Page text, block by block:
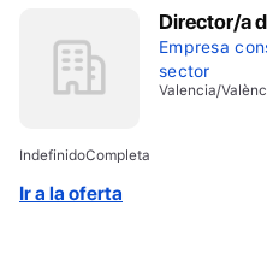
Director/a
Empresa
sector
Valencia/
IndefinidoCompleta
Ir a la oferta